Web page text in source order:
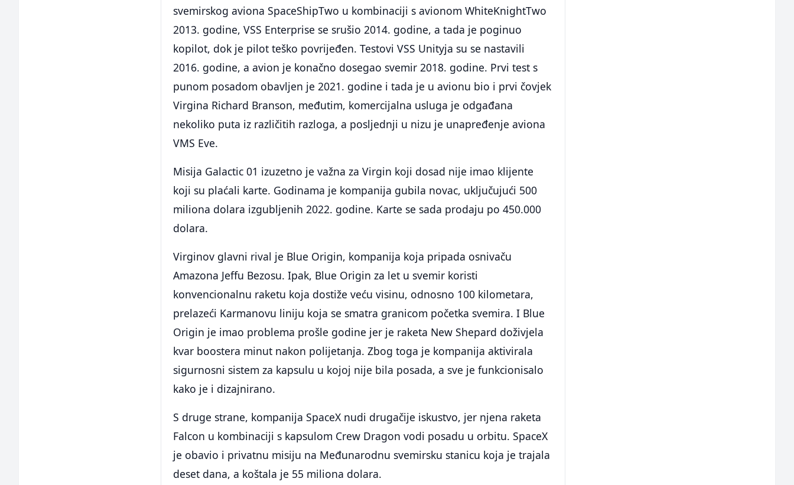
svemirskog aviona SpaceShipTwo u kombinaciji s avionom WhiteKnightTwo
2013. godine, VSS Enterprise se srušio 2014. godine, a tada je poginuo
kopilot, dok je pilot teško povrijeđen. Testovi VSS Unityja su se nastavili
2016. godine, a avion je konačno dosegao svemir 2018. godine. Prvi test s
punom posadom obavljen je 2021. godine i tada je u avionu bio i prvi čovjek
Virgina Richard Branson, međutim, komercijalna usluga je odgađana
nekoliko puta iz različitih razloga, a posljednji u nizu je unapređenje aviona
VMS Eve.
Misija Galactic 01 izuzetno je važna za Virgin koji dosad nije imao klijente
koji su plaćali karte. Godinama je kompanija gubila novac, uključujući 500
miliona dolara izgubljenih 2022. godine. Karte se sada prodaju po 450.000
dolara.
Virginov glavni rival je Blue Origin, kompanija koja pripada osnivaču
Amazona Jeffu Bezosu. Ipak, Blue Origin za let u svemir koristi
konvencionalnu raketu koja dostiže veću visinu, odnosno 100 kilometara,
prelazeći Karmanovu liniju koja se smatra granicom početka svemira. I Blue
Origin je imao problema prošle godine jer je raketa New Shepard doživjela
kvar boostera minut nakon polijetanja. Zbog toga je kompanija aktivirala
sigurnosni sistem za kapsulu u kojoj nije bila posada, a sve je funkcionisalo
kako je i dizajnirano.
S druge strane, kompanija SpaceX nudi drugačije iskustvo, jer njena raketa
Falcon u kombinaciji s kapsulom Crew Dragon vodi posadu u orbitu. SpaceX
je obavio i privatnu misiju na Međunarodnu svemirsku stanicu koja je trajala
deset dana, a koštala je 55 miliona dolara.